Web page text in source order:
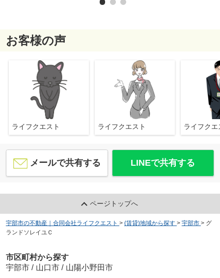
お客様の声
ライフクエスト ライフクエスト ライフク
メールで共有する LINEで共有する
ページトップへ
宇部市の不動産｜合同会社ライフクエスト > (賃貸)地域から探す > 宇部市 > グ
ランドソレイユＣ
市区町村から探す
宇部市 / 山口市 / 山陽小野田市